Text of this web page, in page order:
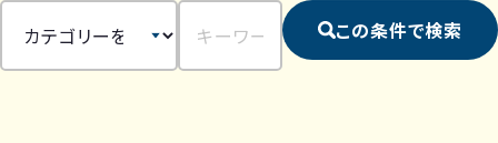
この条件で検索